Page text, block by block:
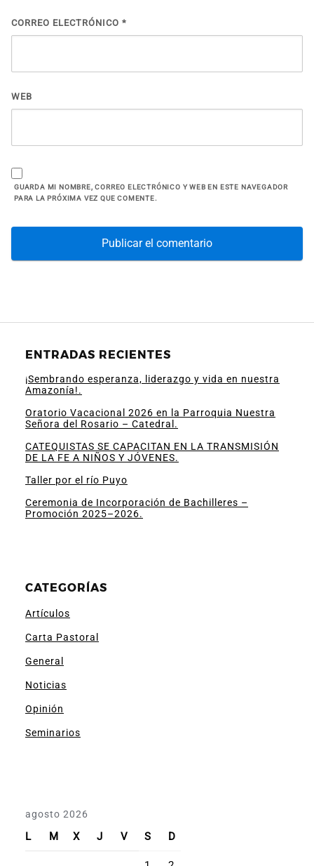
CORREO ELECTRÓNICO *
WEB
GUARDA MI NOMBRE, CORREO ELECTRÓNICO Y WEB EN ESTE NAVEGADOR
PARA LA PRÓXIMA VEZ QUE COMENTE.
ENTRADAS RECIENTES
¡Sembrando esperanza, liderazgo y vida en nuestra
Amazonía!.
Oratorio Vacacional 2026 en la Parroquia Nuestra
Señora del Rosario – Catedral.
CATEQUISTAS SE CAPACITAN EN LA TRANSMISIÓN
DE LA FE A NIÑOS Y JÓVENES.
Taller por el río Puyo
Ceremonia de Incorporación de Bachilleres –
Promoción 2025–2026.
CATEGORÍAS
Artículos
Carta Pastoral
General
Noticias
Opinión
Seminarios
agosto 2026
L M X J V S D